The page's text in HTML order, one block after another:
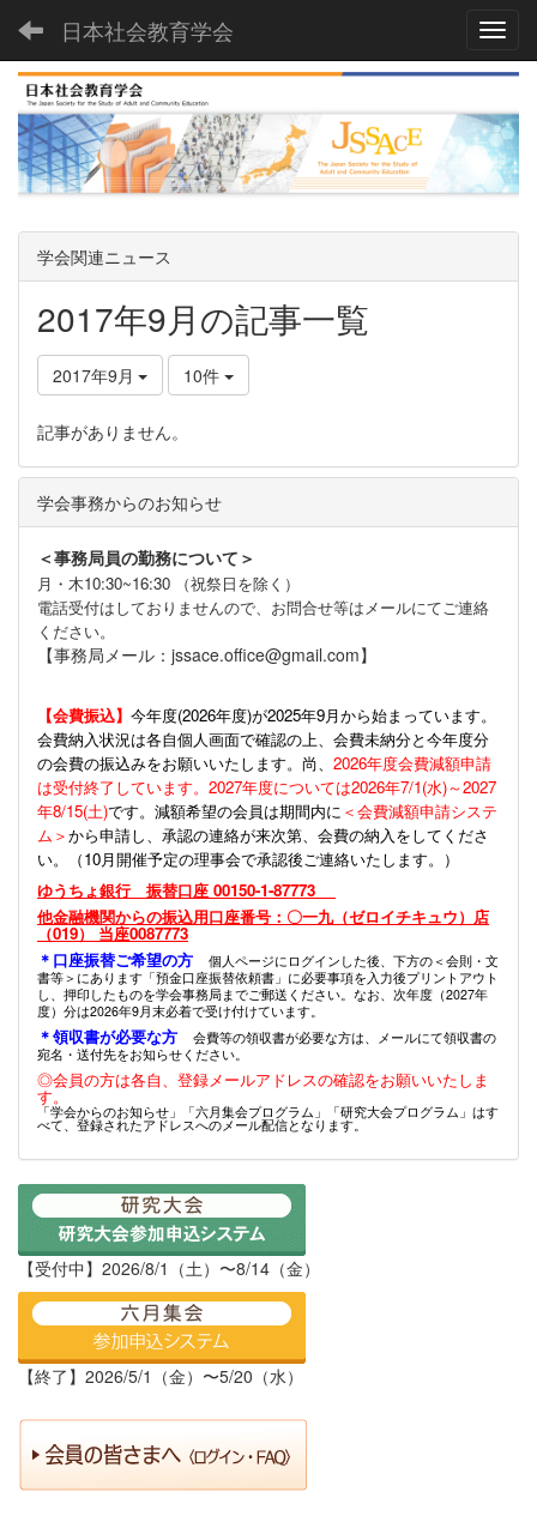
日本社会教育学会
学会関連ニュース
2017年9月の記事一覧
2017年9月 10件
記事がありません。
学会事務からのお知らせ
＜事務局員の勤務について＞
月・木10:30~16:30 （祝祭日を除く）
電話受付はしておりませんので、お問合せ等はメールにてご連絡
ください。
【事務局メール：jssace.office@gmail.com】
【会費振込】 今年度(2026年度)が2025年9月から始まっています。
会費納入状況は各自個人画面で確認の上、会費未納分と今年度分
の会費の振込みをお願いいたします。尚、 2026年度会費減額申請
は受付終了しています。2027年度については2026年7/1(水)～2027
年8/15(土)です。減額希望の会員は期間内に ＜会費減額申請システ
ム＞から申請し、承認の連絡が来次第、会費の納入をしてくださ
い。（10月開催予定の理事会で承認後ご連絡いたします。）
ゆうちょ銀行 振替口座 00150-1-87773
他金融機関からの振込用口座番号：〇一九（ゼロイチキュウ）店
（019） 当座0087773
＊口座振替ご希望の方
個人ページにログインした後、下方の＜会則・文
書等＞にあります「預金口座振替依頼書」に必要事項を入力後プリントアウト
し、押印したものを学会事務局までご郵送ください。なお、次年度（2027年
度）分は2026年9月末必着で受け付けています。
＊領収書が必要な方
会費等の領収書が必要な方は、メールにて領収書の
宛名・送付先をお知らせください。
◎会員の方は各自、登録メールアドレスの確認をお願いいたしま
す。
「学会からのお知らせ」「六月集会プログラム」「研究大会プログラム」はす
べて、登録されたアドレスへのメール配信となります。
【受付中】2026/8/1（土）〜8/14（金）
【終了】2026/5/1（金）〜5/20（水）